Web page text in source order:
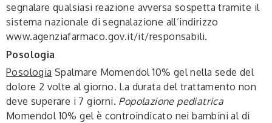
segnalare qualsiasi reazione avversa sospetta tramite il
sistema nazionale di segnalazione all’indirizzo
www.agenziafarmaco.gov.it/it/responsabili.
Posologia
Posologia Spalmare Momendol 10% gel nella sede del
dolore 2 volte al giorno. La durata del trattamento non
deve superare i 7 giorni. Popolazione pediatrica
Momendol 10% gel è controindicato nei bambini al di